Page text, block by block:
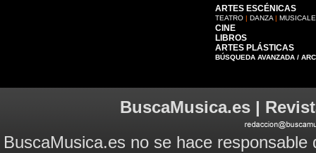
ARTES ESCÉNICAS
TEATRO | DANZA |
CINE
LIBROS
ARTES PLÁSTICAS
BÚSQUEDA AVANZADA /
BuscaMusica.es |
BuscaMusica.es no se hace